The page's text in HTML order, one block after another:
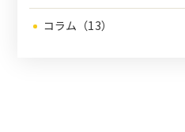
コラム（13）